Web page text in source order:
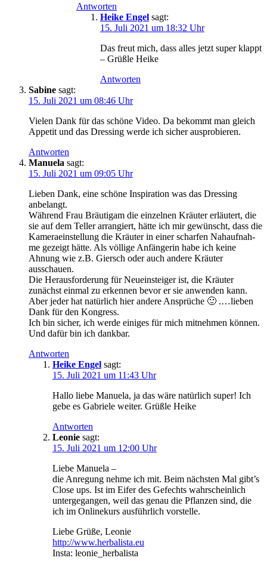
Antworten
Heike Engel sagt:
15. Juli 2021 um 18:32 Uhr
Das freut mich, dass alles jetzt super klappt
– Grüß­le Heike
Antworten
Sabine sagt:
15. Juli 2021 um 08:46 Uhr
Vie­len Dank für das schö­ne Video. Da bekommt man gleich
Appe­tit und das Dres­sing wer­de ich sicher ausprobieren.
Antworten
Manuela sagt:
15. Juli 2021 um 09:05 Uhr
Lie­ben Dank, eine schö­ne Inspi­ra­ti­on was das Dres­sing
anbelangt.
Wäh­rend Frau Bräu­ti­gam die ein­zel­nen Kräu­ter erläu­tert, die
sie auf dem Tel­ler arran­giert, hät­te ich mir gewünscht, dass die
Kame­ra­ein­stel­lung die Kräu­ter in einer schar­fen Nah­auf­nah­
me gezeigt hät­te. Als völ­li­ge Anfän­ge­rin habe ich kei­ne
Ahnung wie z.B. Giersch oder auch ande­re Kräu­ter
ausschauen.
Die Her­aus­for­de­rung für Neu­ein­stei­ger ist, die Kräu­ter
zunächst ein­mal zu erken­nen bevor er sie anwen­den kann.
Aber jeder hat natür­lich hier ande­re Ansprü­che 🙂 .…lie­ben
Dank für den Kongress.
Ich bin sicher, ich wer­de eini­ges für mich mit­neh­men kön­nen.
Und dafür bin ich dankbar.
Antworten
Heike Engel sagt:
15. Juli 2021 um 11:43 Uhr
Hal­lo lie­be Manue­la, ja das wäre natür­lich super! Ich
gebe es Gabrie­le wei­ter. Grüß­le Heike
Antworten
Leonie sagt:
15. Juli 2021 um 12:00 Uhr
Lie­be Manuela –
die Anre­gung neh­me ich mit. Beim nächs­ten Mal gibt’s
Clo­se ups. Ist im Eifer des Gefechts wahr­schein­lich
unter­ge­gan­gen, weil das genau die Pflan­zen sind, die
ich im Online­kurs aus­führ­lich vorstelle.
Lie­be Grü­ße, Leonie
http://www.herbalista.eu
Ins­ta: leonie_herbalista